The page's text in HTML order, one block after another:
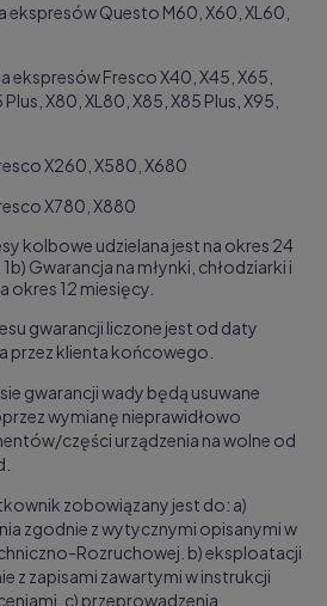
ekspresów Questo M60, X60, XL60,
ekspresów Fresco X40, X45, X65,
Plus, X80, XL80, X85, X85 Plus, X95,
X260, X580, X680
X780, X880
kolbowe udzielana jest na okres 24
1b) Gwarancja na młynki, chłodziarki i
okres 12 miesięcy.
gwarancji liczone jest od daty
przez klienta końcowego.
gwarancji wady będą usuwane
wymianę nieprawidłowo
części urządzenia na wolne od
zobowiązany jest do: a)
zgodnie z wytycznymi opisanymi w
Rozruchowej. b) eksploatacji
z zapisami zawartymi w instrukcji
c) przeprowadzenia